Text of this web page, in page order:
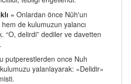
= Onlardan önce Nûh'un
de kulumuzun yalancı
“O, delirdi” dediler ve davetten
putperestlerden once Nuh
yalanlayarak: «Delidir»